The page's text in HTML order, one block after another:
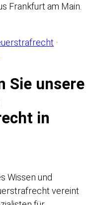
Frankfurt am Main.
·
Sie unsere
in
Wissen und
vereint